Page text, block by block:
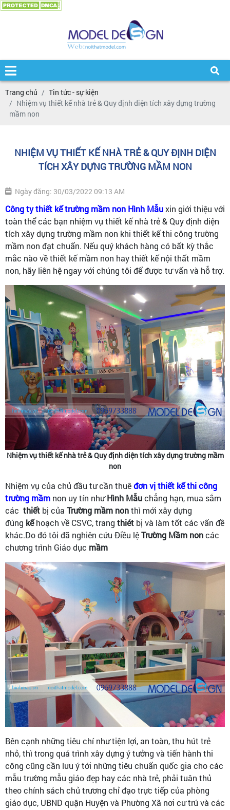
Trang chủ
Tin tức - sự kiện
Nhiệm vụ thiết kế nhà trẻ & Quy định diện tích xây dựng trường
mầm non
NHIỆM VỤ THIẾT KẾ NHÀ TRẺ & QUY ĐỊNH DIỆN
TÍCH XÂY DỰNG TRƯỜNG MẦM NON
Ngày đăng: 30/03/2022 09:13 AM
Công ty thiết kế trường mầm non Hình Mẫuxin giới thiệu với
toàn thể các bạn nhiệm vụ thiết kế nhà trẻ & Quy định diện
tích xây dựng trường mầm non khi thiết kế thi công trường
mầm non đạt chuẩn. Nếu quý khách hàng có bất kỳ thắc
mắc nào về thiết kế mầm non hay thiết kế nội thất mầm
non, hãy liên hệ ngay với chúng tôi để được tư vấn và hỗ trợ.
Nhiệm vụ thiết kế nhà trẻ & Quy định diện tích xây dựng trường mầm
non
Nhiệm vụ của chủ đầu tư cần thuêđơn vị thiết kế thi công
trường mầm non uy tín nhưHình Mẫuchẳng hạn, mua sắm
các thiết bị của Trường mầm nonthì mới xây dựng
đúng kếhoạch về CSVC, trang thiét bị và làm tốt các vấn đề
khác.Do đó tôi đã nghiên cứu Điều lệTrường Mầm noncác
chương trình Giáo dục mầm
Bên cạnh những tiêu chí như tiện lợi, an toàn, thu hút trẻ
nhỏ, thì trong quá trình xây dựng ý tưởng và tiến hành thi
công cũng cần lưu ý tới những tiêu chuẩn quốc gia cho các
mẫu trường mẫu giáo đẹp hay các nhà trẻ, phải tuân thủ
theo chính sách chủ trương chỉ đạo trực tiếp của phòng
giáo dục, UBND quận Huyện và Phường Xã nơi cư trú và các